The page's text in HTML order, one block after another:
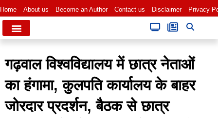
Home About us Become an Author Contact us Disclaimer Privacy
गढ़वाल विश्वविद्यालय में छात्र नेताओं
का हंगामा, कुलपति कार्यालय के बाहर
जोरदार प्रदर्शन, बैठक से छात्र